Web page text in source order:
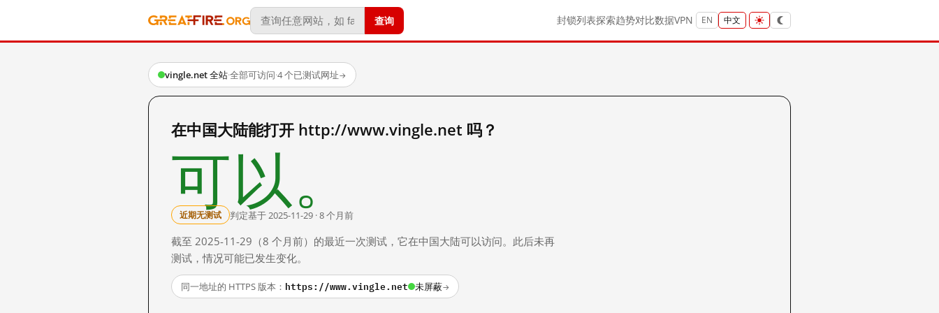
查询 封锁列表探索趋势对比数据VPN EN 中文
vingle.net 全站·全部可访问·4 个已测试网址→
在中国大陆能打开 http://www.vingle.net 吗？
可以。
近期无测试 判定基于 2025-11-29 · 8 个月前
截至 2025-11-29（8 个月前）的最近一次测试，它在中国大陆可以访问。此后未再
测试，情况可能已发生变化。
同一地址的 HTTPS 版本： https://www.vingle.net 未屏蔽→